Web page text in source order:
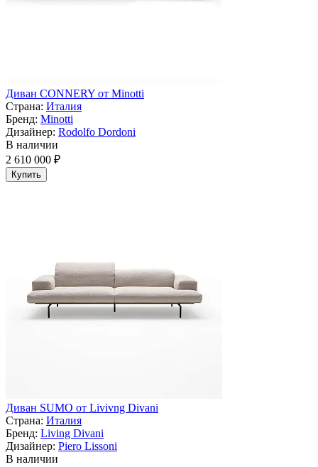
Диван CONNERY от Minotti
Страна: Италия
Бренд: Minotti
Дизайнер: Rodolfo Dordoni
В наличии
2 610 000 ₽
Купить
Диван SUMO от Livivng Divani
Страна: Италия
Бренд: Living Divani
Дизайнер: Piero Lissoni
В наличии